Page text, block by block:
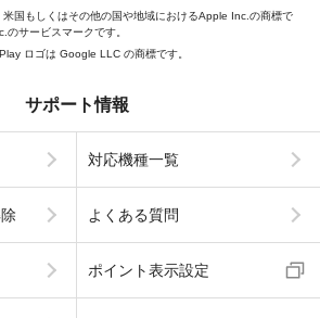
国もしくはその他の国や地域におけるApple Inc.の商標で
サービスマークです。
ロゴは Google LLC の商標です。
サポート情報
対応機種一覧
よくある質問
ポイント表示設定